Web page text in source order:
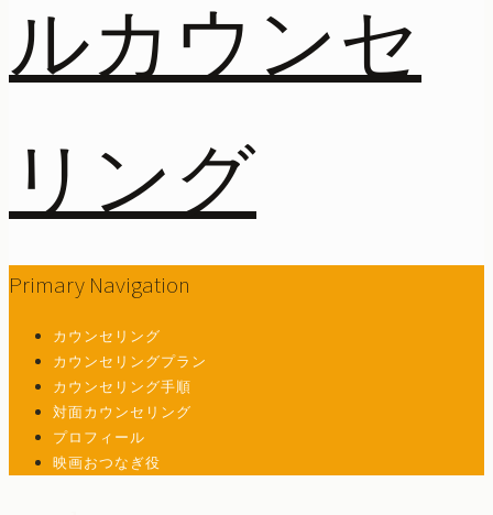
Primary Navigation
カウンセリング
カウンセリングプラン
カウンセリング手順
対面カウンセリング
プロフィール
映画おつなぎ役